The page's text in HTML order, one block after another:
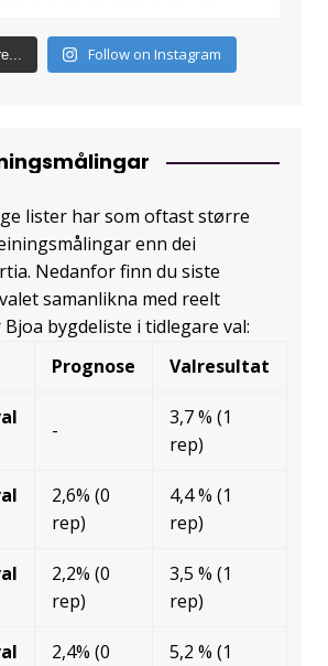
Follow on Instagram
lister har som oftast større
enn dei
Nedanfor finn du siste
samanlikna med reelt
bygdeliste i tidlegare val:
Prognose
Valresultat
-
3,7 % (1
rep)
2,6% (0
rep)
4,4 % (1
rep)
2,2% (0
rep)
3,5 % (1
rep)
2,4% (0
5,2 % (1